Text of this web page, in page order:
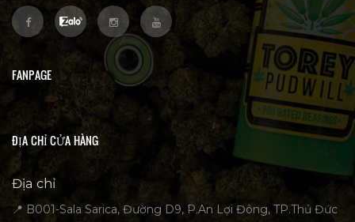
FANPAGE
ĐỊA CHỈ CỬA HÀNG
Địa chỉ
📍 B001-Sala Sarica, Đường D9, P.An Lợi Đông, TP.Thủ Đức